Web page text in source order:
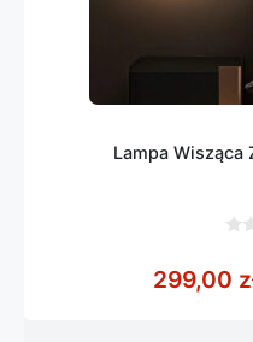
Lampa Wisząca
5
299,00